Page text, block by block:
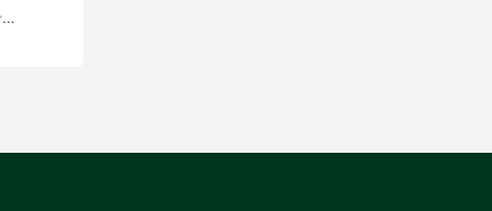
九公山长城纪念林环境怎么样？有哪些优势？九公山陵园什么价位？